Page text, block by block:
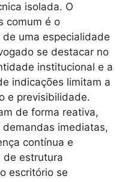
isolada. O
comum é o
uma especialidade
se destacar no
institucional e a
indicações limitam a
e previsibilidade.
de forma reativa,
imediatas,
contínua e
de estrutura
escritório se